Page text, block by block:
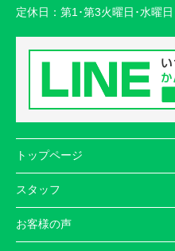
定休日： 第1･第3火曜日･水曜日
トップページ
スタッフ
お客様の声